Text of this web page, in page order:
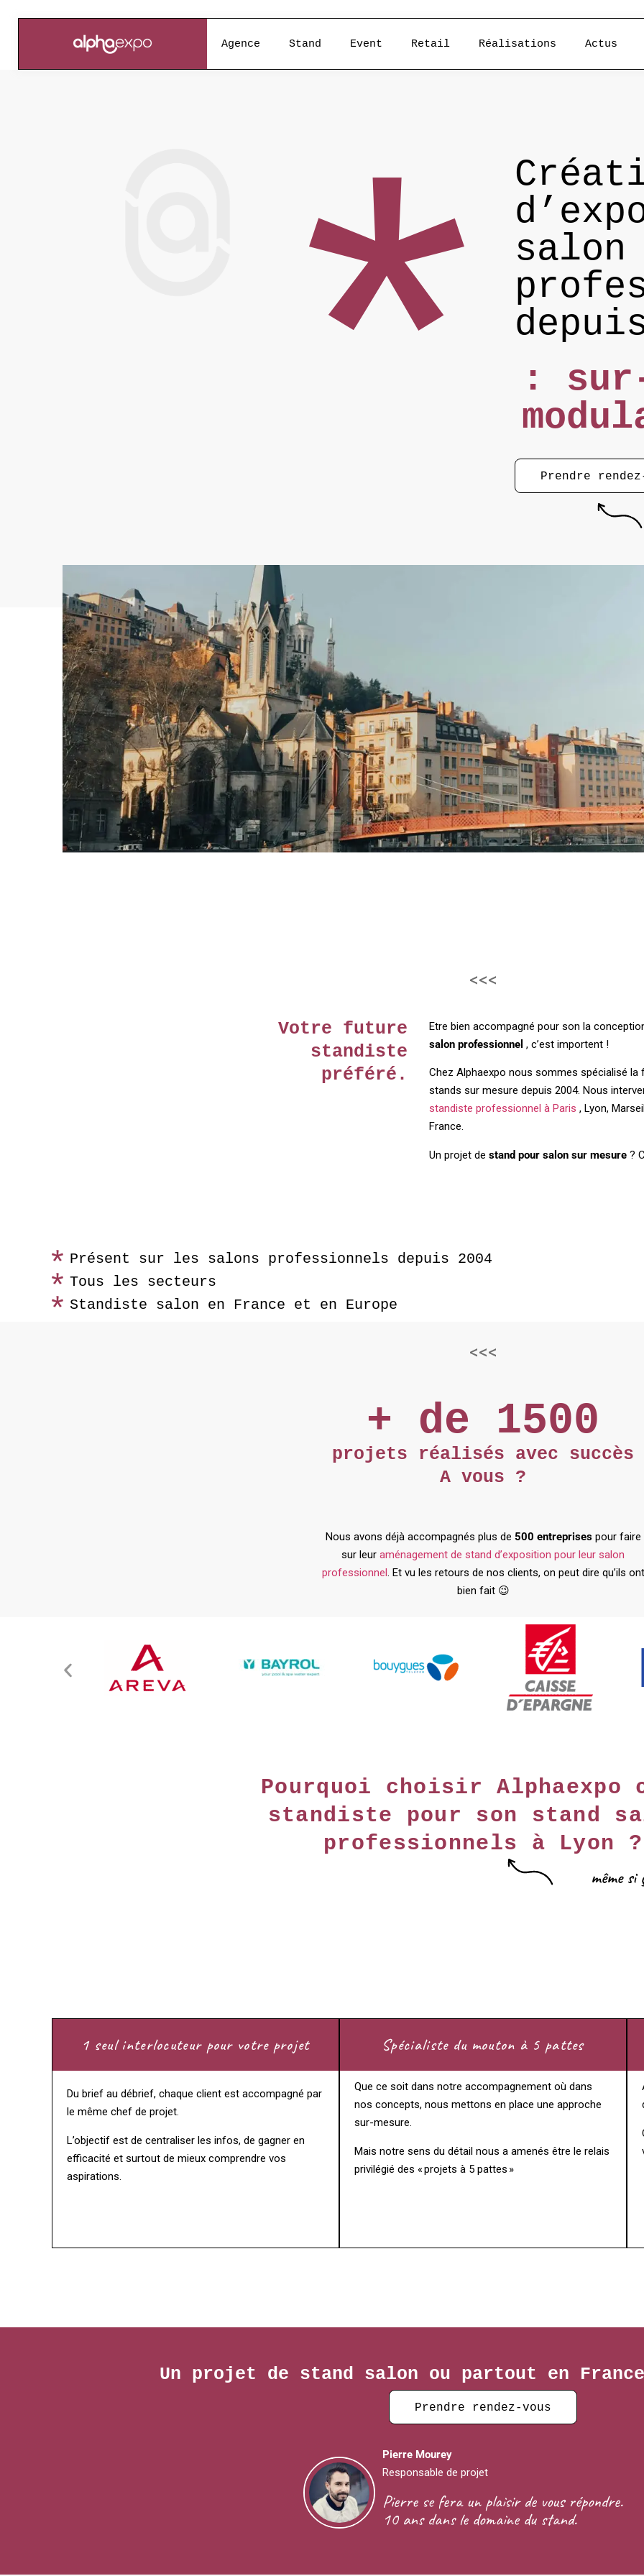
Agence Stand Event Retail Réalisations Actus
salon
:
Prendre
<<<
Votre future
standiste
préféré.
Etre bien accompagné pour son la
salon professionnel , c’est importent !
Chez Alphaexpo nous sommes spécialisé la
stands sur mesure depuis 2004. Nous
standiste professionnel à Paris , Lyon,
France.
Un projet destand pour salon sur mesure ?
Présent sur les salons professionnels depuis 2004
Tous les secteurs
Standiste salon en France et en Europe
<<<
+ de 1500
projets réalisés avec succès
A vous ?
Nous avons déjà accompagnés plus de 500 entreprisespour faire
sur leur aménagement de stand d’exposition pour leur salon
professionnel. Et vu les retours de nos clients, on peut dire qu’ils ont
bien fait 😉
Pourquoi choisir Alphaexpo
standiste pour son stand
professionnels à Lyon ?
même
1 seul interlocuteur pour votre projet
Du brief au débrief, chaque client est accompagné par
le même chef de projet.
L’objectif est de centraliser les infos, de gagner en
efficacité et surtout de mieux comprendre vos
aspirations.
Spécialiste du mouton à 5 pattes
Que ce soit dans notre accompagnement où dans
nos concepts, nous mettons en place une approche
sur-mesure.
Mais notre sens du détail nous a amenés être le relais
privilégié des « projets à 5 pattes »
Un projet de stand salon ou partout en
Prendre rendez-vous
Pierre Mourey
Responsable de projet
Pierre se fera un plaisir de vous répondre.
10 ans dans le domaine du stand.